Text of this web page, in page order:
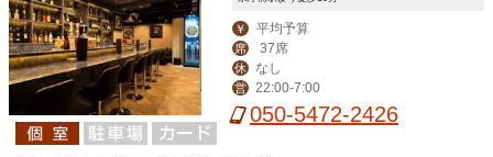
￥ 平均予算
席 37席
休 なし
営 22:00-7:00
050-5472-2426